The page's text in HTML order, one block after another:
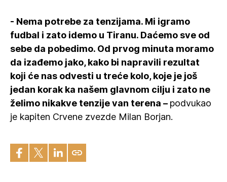
- Nema potrebe za tenzijama. Mi igramo
fudbal i zato idemo u Tiranu. Daćemo sve od
sebe da pobedimo. Od prvog minuta moramo
da izađemo jako, kako bi napravili rezultat
koji će nas odvesti u treće kolo, koje je još
jedan korak ka našem glavnom cilju i zato ne
želimo nikakve tenzije van terena – podvukao
je kapiten Crvene zvezde Milan Borjan.